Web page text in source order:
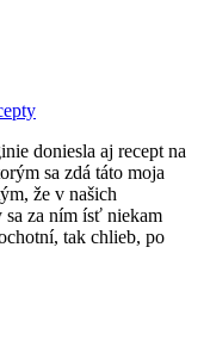
doniesla aj recept na
sa zdá táto moja
že v našich
za ním ísť niekam
tak chlieb, po